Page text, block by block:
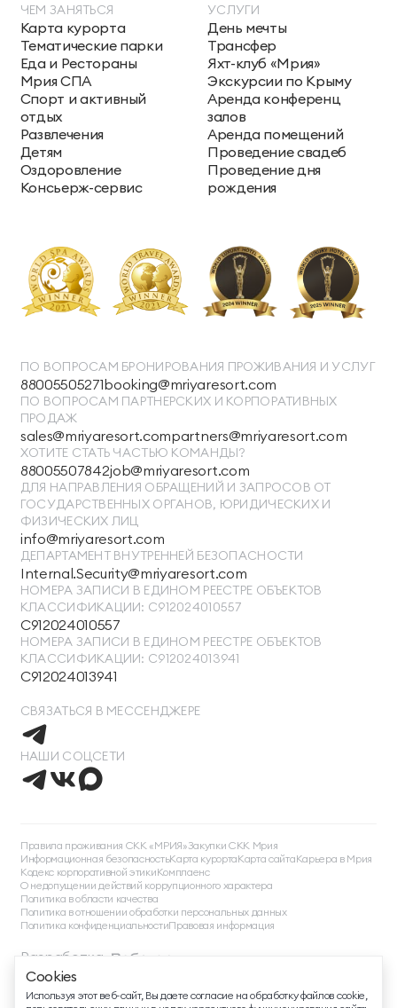
ДОПОЛНИТЕЛЬНЫЙ ТЕЛЕФОН ДЛЯ СВЯЗИ
+74991107964
СВЯЗАТЬСЯ В МЕССЕНДЖЕРЕ
EMAIL ДЛЯ ВОПРОСОВ И ПОЖЕЛАНИЙ
ЧЕМ ЗАНЯТЬСЯ
Карта курорта
Тематические парки
Еда и Рестораны
Мрия СПА
Спорт и активный
отдых
Развлечения
Детям
Оздоровление
Консьерж-сервис
УСЛУГИ
День мечты
Трансфер
Яхт-клуб «Мрия»
Экскурсии по Крыму
Аренда конференц
залов
Аренда помещений
Проведение свадеб
Проведение дня
рождения
ПО ВОПРОСАМ БРОНИРОВАНИЯ ПРОЖИВАНИЯ И УСЛУГ
88005505271booking@mriyaresort.com
ПО ВОПРОСАМ ПАРТНЕРСКИХ И КОРПОРАТИВНЫХ
ПРОДАЖ
sales@mriyaresort.compartners@mriyaresort.com
ХОТИТЕ СТАТЬ ЧАСТЬЮ КОМАНДЫ?
88005507842job@mriyaresort.com
ДЛЯ НАПРАВЛЕНИЯ ОБРАЩЕНИЙ И ЗАПРОСОВ ОТ
ГОСУДАРСТВЕННЫХ ОРГАНОВ, ЮРИДИЧЕСКИХ И
ФИЗИЧЕСКИХ ЛИЦ
info@mriyaresort.com
ДЕПАРТАМЕНТ ВНУТРЕННЕЙ БЕЗОПАСНОСТИ
Internal.Security@mriyaresort.com
НОМЕРА ЗАПИСИ В ЕДИНОМ РЕЕСТРЕ ОБЪЕКТОВ
КЛАССИФИКАЦИИ: С912024010557
С912024010557
НОМЕРА ЗАПИСИ В ЕДИНОМ РЕЕСТРЕ ОБЪЕКТОВ
КЛАССИФИКАЦИИ: С912024013941
С912024013941
СВЯЗАТЬСЯ В МЕССЕНДЖЕРЕ
НАШИ СОЦСЕТИ
©2026, Mriya Все права защищены
Правила проживания СКК «МРИЯ»Закупки СКК Мрия
Информационная безопасностьКарта курортаКарта сайтаКарьера в Мрия
Кодекс корпоративной этикиКомплаенс
О недопущении действий коррупционного характера
Политика в области качества
Политика в отношении обработки персональных данных
Политика конфиденциальностиПравовая информация
Разработка
Cookies
Используя этот веб-сайт, Вы даете согласие на обработку файлов cookie,